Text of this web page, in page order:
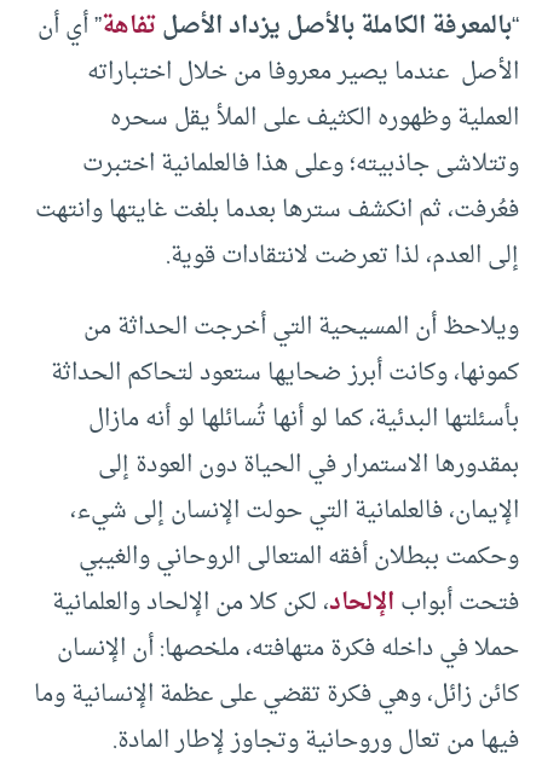
“بالمعرفة الكاملة بالأصل يزداد الأصلتفاهة” أي أن
الأصل عندما يصير معروفا من خلال اختباراته
العملية وظهوره الكثيف على الملأ يقل سحره
وتتلاشى جاذبيته؛ وعلى هذا فالعلمانية اختبرت
فعُرفت، ثم انكشف سترها بعدما بلغت غايتها وانتهت
إلى العدم، لذا تعرضت لانتقادات قوية.
ويلاحظ أن المسيحية التي أخرجت الحداثة من
كمونها، وكانت أبرز ضحايها ستعود لتحاكم الحداثة
بأسئلتها البدئية، كما لو أنها تُسائلها لو أنه مازال
بمقدورها الاستمرار في الحياة دون العودة إلى
الإيمان، فالعلمانية التي حولت الإنسان إلى شيء،
وحكمت ببطلان أفقه المتعالى الروحاني والغيبي
فتحت أبوابالإلحاد، لكن كلا من الإلحاد والعلمانية
حملا في داخله فكرة متهافته، ملخصها: أن الإنسان
كائن زائل، وهي فكرة تقضي على عظمة الإنسانية وما
فيها من تعال وروحانية وتجاوز لإطار المادة.